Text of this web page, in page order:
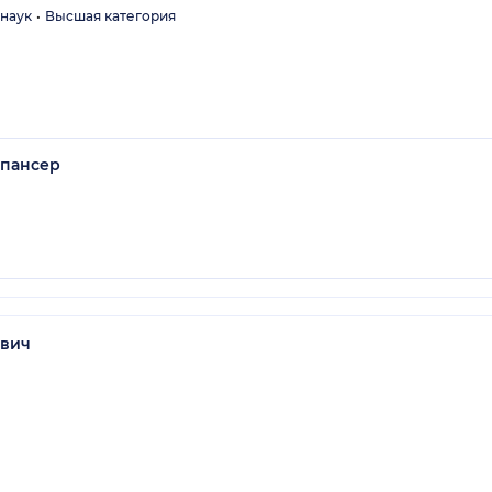
Высшая категория